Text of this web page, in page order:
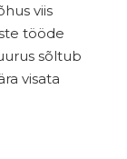
viis
tööde
sõltub
visata